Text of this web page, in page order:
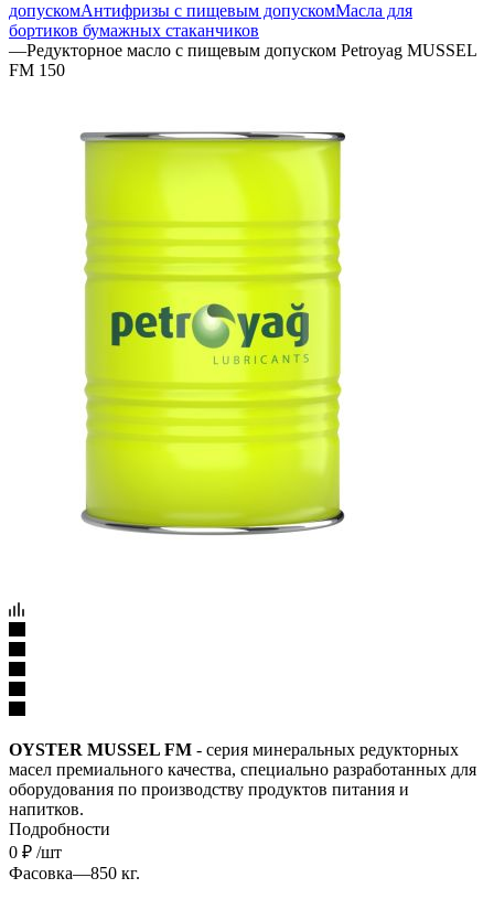
допускомАнтифризы с пищевым допускомМасла для
бортиков бумажных стаканчиков
—Редукторное масло с пищевым допуском Petroyag MUSSEL
FM 150
OYSTER MUSSEL FM - серия минеральных редукторных
масел премиального качества, специально разработанных для
оборудования по производству продуктов питания и
напитков.
Подробности
0 ₽ /шт
Фасовка—850 кг.